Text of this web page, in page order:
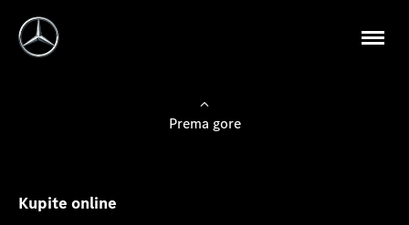
Prema gore
Kupite online